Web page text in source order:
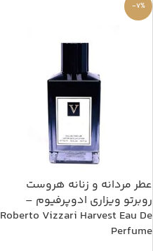
-7%
عطر مردانه و زنانه هروست
روبرتو ویزاری ادوپرفیوم –
Roberto Vizzari Harvest Eau De
Perfume